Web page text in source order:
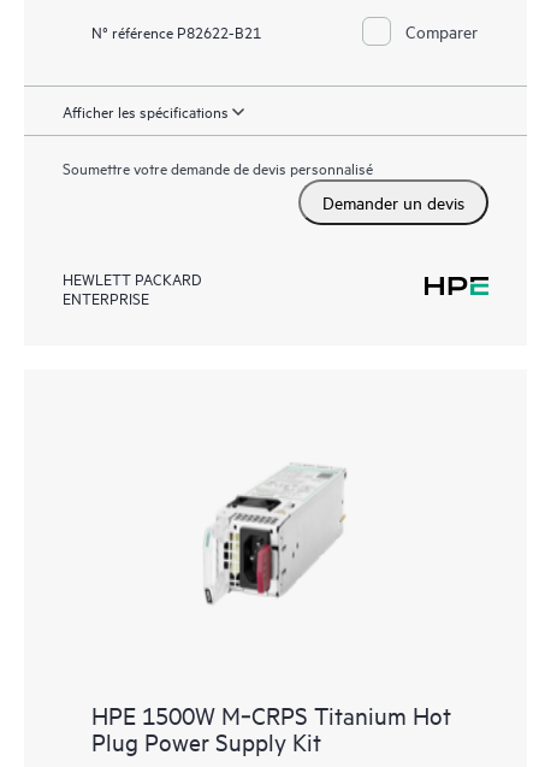
N° référence P82622-B21 Comparer
Afficher les spécifications
Soumettre votre demande de devis personnalisé
Demander un devis
HEWLETT PACKARD
ENTERPRISE
HPE 1500W M‑CRPS Titanium Hot
Plug Power Supply Kit